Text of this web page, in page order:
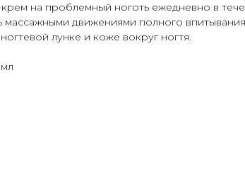
на проблемный ноготь ежедневно в
массажными движениями полного
лунке и коже вокруг ногтя.